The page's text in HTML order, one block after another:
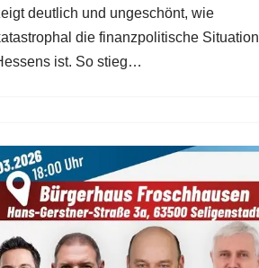
deutlich und ungeschönt, wie
die finanzpolitische Situation
ist. So stieg…